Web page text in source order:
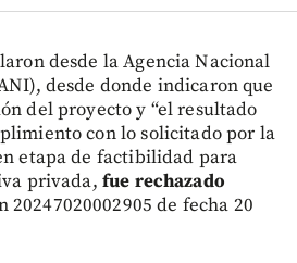
desde la Agencia Nacional
desde donde indicaron que
del proyecto y “el resultado
con lo solicitado por la
etapa de factibilidad para
privada, fue rechazado
20247020002905 de fecha 20